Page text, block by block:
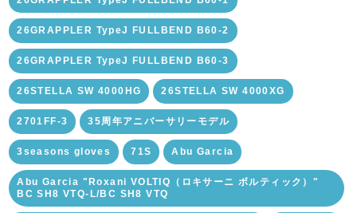
26GRAPPLER TypeJ FULLBEND B60-2
26GRAPPLER TypeJ FULLBEND B60-3
26STELLA SW 4000HG 26STELLA SW 4000XG
2701FF-3 35周年アニバーサリーモデル
3seasons gloves 71S Abu Garcia
Abu Garcia "Roxani VOLTIQ（ロキサーニ ボルティック）"
BC SH8 VTQ-L/BC SH8 VTQ